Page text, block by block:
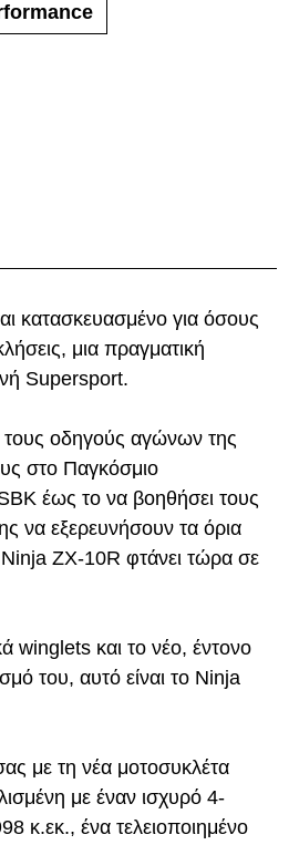
κατασκευασμένο για όσους
μια πραγματική
Supersport.
οδηγούς αγώνων της
στο Παγκόσμιο
έως το να βοηθήσει τους
να εξερευνήσουν τα όρια
ZX-10R φτάνει τώρα σε
winglets και το νέο, έντονο
του, αυτό είναι το Ninja
με τη νέα μοτοσυκλέτα
με έναν ισχυρό 4-
κ.εκ., ένα τελειοποιημένο